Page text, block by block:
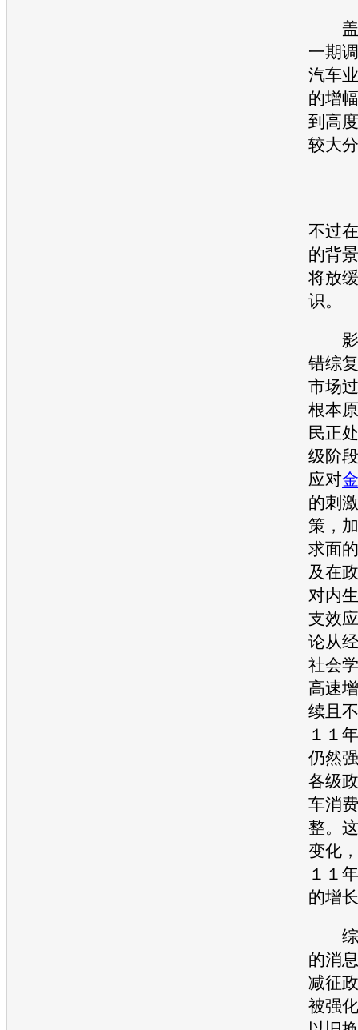
盖
一期
汽车
的增
到高
较大
不过
的背
将放
识。
影
错综
市场
根本
民正
级阶
应对
的刺
策，
求面
及在
对内
支效
论从
社会
高速
续且
１１
仍然
各级
车消
整。
变化
１１
的增
综
的消
减征
被强